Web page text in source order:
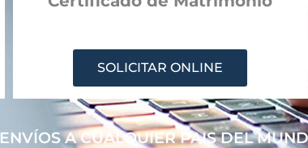
SOLICITAR ONLINE
ENVÍOS A CUALQUIER PAIS DEL